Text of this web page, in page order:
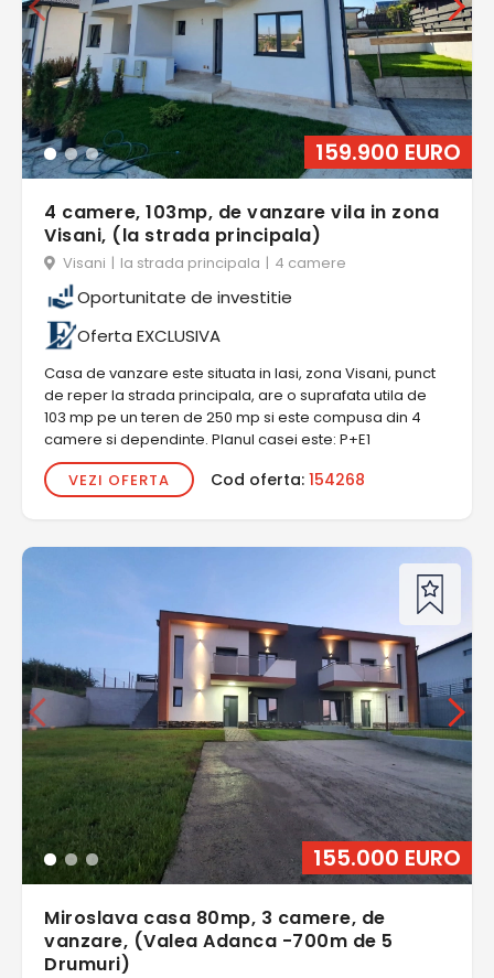
159.900 EURO
4 camere, 103mp, de vanzare vila in zona
Visani, (la strada principala)
Visani | la strada principala | 4 camere
Oportunitate de investitie
Oferta EXCLUSIVA
Casa de vanzare este situata in Iasi, zona Visani, punct
de reper la strada principala, are o suprafata utila de
103 mp pe un teren de 250 mp si este compusa din 4
camere si dependinte. Planul casei este: P+E1
VEZI OFERTA
Cod oferta: 154268
155.000 EURO
Miroslava casa 80mp, 3 camere, de
vanzare, (Valea Adanca -700m de 5
Drumuri)